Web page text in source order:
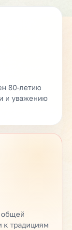
80-летию
и уважению
общей
к традициям